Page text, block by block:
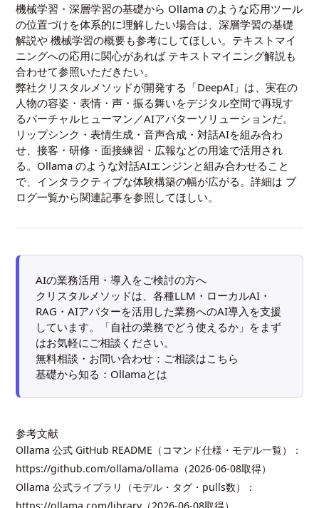
機械学習・深層学習の基礎から Ollama のような応用ツール
の位置づけを体系的に理解したい場合は、深層学習の基礎
解説や機械学習の概要も参考にしてほしい。テキストマイ
ニングへの応用に関心があれば テキストマイニング解説 も
合わせて参照いただきたい。
弊社クリスタルメソッドが開発する「DeepAI」は、実在の
人物の容姿・表情・声・振る舞いをデジタル空間で再現す
るバーチャルヒューマン／AIアバターソリューションだ。
リップシンク・表情生成・音声合成・対話AIを組み合わ
せ、接客・研修・面接練習・広報などの用途で活用され
る。Ollama のような対話AIエンジンと組み合わせること
で、インタラクティブな体験構築の幅が広がる。詳細は ブ
ログ一覧から関連記事を参照してほしい。
AIの業務活用・導入をご検討の方へ
クリスタルメソッドは、各種LLM・ローカルAI・
RAG・AIアバターを活用した業務へのAI導入を支援
しています。「自社の業務でどう使えるか」をまず
はお気軽にご相談ください。
無料相談・お問い合わせ： ご相談はこちら
基礎から知る： Ollamaとは
参考文献
Ollama 公式 GitHub README（コマンド仕様・モデル一覧）：
https://github.com/ollama/ollama （2026-06-08取得）
Ollama 公式ライブラリ（モデル・タグ・pulls数）：